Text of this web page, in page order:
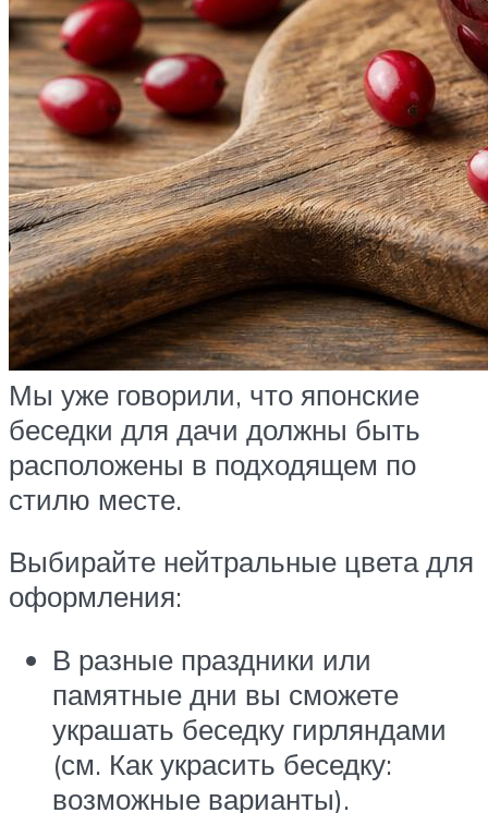
Мы уже говорили, что японские
беседки для дачи должны быть
расположены в подходящем по
стилю месте.
Выбирайте нейтральные цвета для
оформления:
В разные праздники или
памятные дни вы сможете
украшать беседку гирляндами
(см. Как украсить беседку:
возможные варианты).